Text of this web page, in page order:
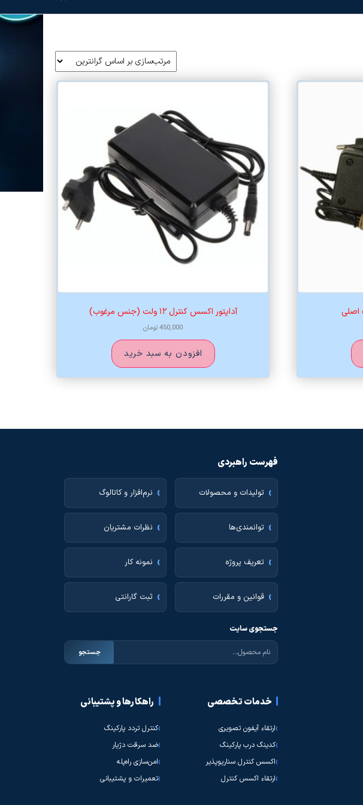
آداپتور اکسس کنترل ۱۲ ولت (جنس مرغوب)
450,000تومان
افزودن به سبد خرید
فهرست راهبردی
تولیدات و محصولات نرم‌افزار و کاتالوگ
توانمندی‌ها نظرات مشتریان
تعریف پروژه نمونه کار
قوانین و مقررات ثبت گارانتی
جستجوی سایت
جستجو
خدمات تخصصی
ارتقاء آیفون تصویری
کدینگ درب پارکینگ
اکسس کنترل سناریوپذیر
ارتقاء اکسس کنترل
راهکارها و پشتیبانی
کنترل تردد پارکینگ
ضد سرقت دژیار
امن‌سازی راه‌پله
تعمیرات و پشتیبانی